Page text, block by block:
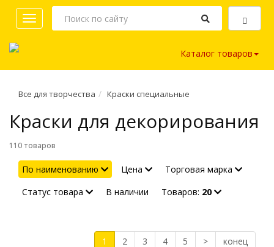
Toggle
navigation
Каталог товаров
Все для творчества Краски специальные
Краски для декорирования
110 товаров
По наименованию Цена
Торговая марка
Статус товара
В наличии Товаров: 20
1 2 3 4 5 > конец